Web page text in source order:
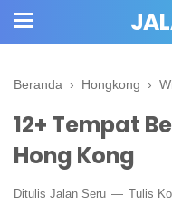
Beranda › Hongkong ›
12+ Tempat
Hong Kong
Ditulis Jalan Seru Tulis